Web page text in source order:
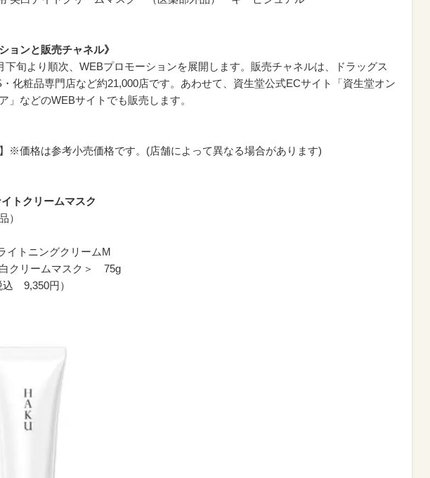
ョンと販売チャネル》
旬より順次、WEBプロモーションを展開します。販売チャネルは、ドラッグス
・化粧品専門店など約21,000店です。あわせて、資生堂公式ECサイト「資生堂オン
」などのWEBサイトでも販売します。
】※価格は参考小売価格です。(店舗によって異なる場合があります)
トクリームマスク
）
トニングクリームM
クリームマスク＞ 75g
込 9,350円）